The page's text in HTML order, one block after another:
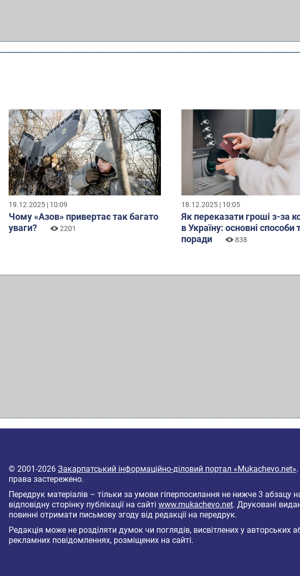
19.12.2025 | 10:09
Чому «Азов» привертає так багато
уваги?
2201
18.12.2025 | 10:05
Як переказати гроші з-за
в Україну: основні способи
поради
838
© 2001-2026 Закарпатський інформаційно-діловий портал «Mukachevo.net».
права застережено.
Передрук матеріалів – тільки за умови гіперпосилання не нижче 3 абзацу
відповідну сторінку публікації на сайті www.mukachevo.net. Друковані
повинні отримати письмову згоду від редакції на передрук.
Редакція може не розділяти думок чи поглядів, висвітлених у авторських
рекламних повідомленнях, розміщених на сайті.